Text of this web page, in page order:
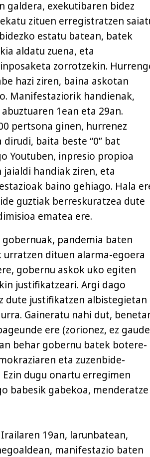
galdera, exekutibaren bidez
zituen erregistratzen
estatu batean, batek
aldatu zuena, eta
zorrotzekin.
hazi ziren, baina askotan
Manifestaziorik handienak,
1ean eta 29an.
pertsona ginen, hurrenez
baita beste “0” bat
Youtuben, inpresio propioa
handiak ziren, eta
baino gehiago. Hala
guztiak berreskuratzea dute
ematea ere.
pandemia baten
dituen alarma-egoera
gobernu askok uko egiten
justifikatzeari. Argi dago
dute justifikatzen albistegietan
Gaineratu nahi dut,
ere (zorionez, ez
behar gobernu batek botere-
eta zuzenbide-
dugu onartu erregimen
babesik gabekoa, menderatze
19an, larunbatean,
manifestazio baten